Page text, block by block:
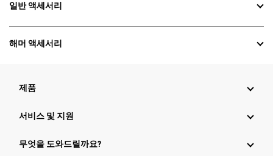
일반 액세서리
해머 액세서리
제품
서비스 및 지원
무엇을 도와드릴까요?